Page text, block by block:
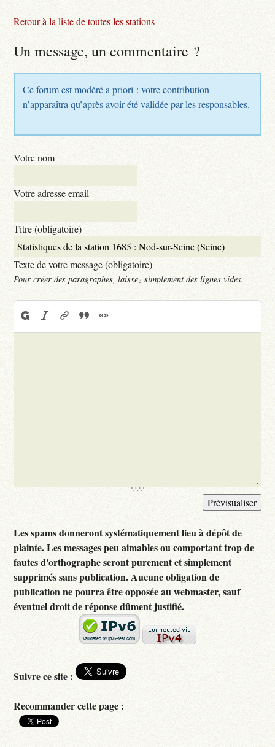
Retour à la liste de toutes les stations
Un message, un commentaire ?
Ce forum est modéré a priori : votre contribution
n’apparaîtra qu’après avoir été validée par les responsables.
Votre nom
Votre adresse email
Titre (obligatoire)
Texte de votre message (obligatoire)
Pour créer des paragraphes, laissez simplement des lignes vides.
Les spams donneront systématiquement lieu à dépôt de
plainte. Les messages peu aimables ou comportant trop de
fautes d'orthographe seront purement et simplement
supprimés sans publication. Aucune obligation de
publication ne pourra être opposée au webmaster, sauf
éventuel droit de réponse dûment justifié.
Suivre ce site :
Recommander cette page :